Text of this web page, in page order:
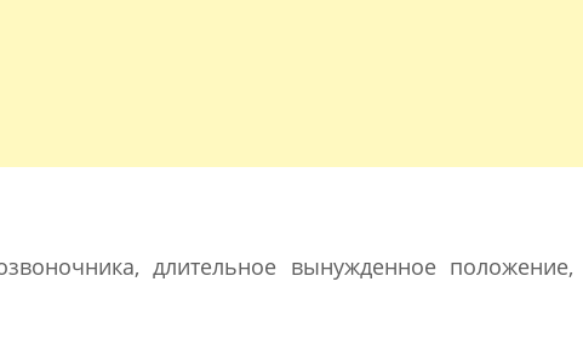
длительное вынужденное